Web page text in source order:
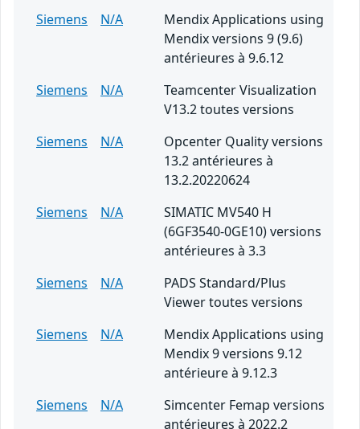
Siemens
N/A
Mendix Applications using
Mendix versions 9 (9.6)
antérieures à 9.6.12
Siemens
N/A
Teamcenter Visualization
V13.2 toutes versions
Siemens
N/A
Opcenter Quality versions
13.2 antérieures à
13.2.20220624
Siemens
N/A
SIMATIC MV540 H
(6GF3540-0GE10) versions
antérieures à 3.3
Siemens
N/A
PADS Standard/Plus
Viewer toutes versions
Siemens
N/A
Mendix Applications using
Mendix 9 versions 9.12
antérieure à 9.12.3
Siemens
N/A
Simcenter Femap versions
antérieures à 2022.2